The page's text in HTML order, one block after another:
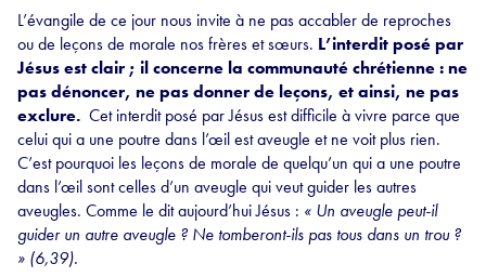
L’évangile de ce jour nous invite à ne pas accabler de reproches
ou de leçons de morale nos frères et sœurs. L’interdit posé par
Jésus est clair ; il concerne la communauté chrétienne : ne
pas dénoncer, ne pas donner de leçons, et ainsi, ne pas
exclure. Cet interdit posé par Jésus est difficile à vivre parce que
celui qui a une poutre dans l’œil est aveugle et ne voit plus rien.
C’est pourquoi les leçons de morale de quelqu’un qui a une poutre
dans l’œil sont celles d’un aveugle qui veut guider les autres
aveugles. Comme le dit aujourd’hui Jésus : « Un aveugle peut-il
guider un autre aveugle ? Ne tomberont-ils pas tous dans un trou ?
» (6,39).